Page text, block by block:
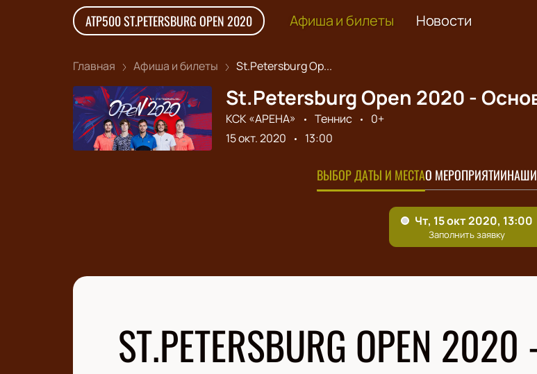
ATP500 ST.PETERSBURG OPEN 2020 Афиша и билеты Новости
Главная Афиша и билеты St.Petersburg Op...
St.Petersburg Open 2020 -
КСК «АРЕНА» Теннис
0+
15 окт. 2020
13:00
ВЫБОР ДАТЫ И МЕСТАО МЕРОПРИЯТИИ
ST.PETERSBURG OPEN